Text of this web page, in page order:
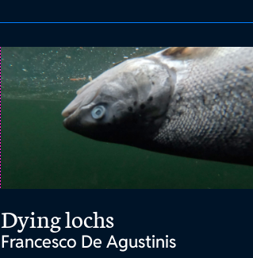
Dying lochs
Francesco De Agustinis